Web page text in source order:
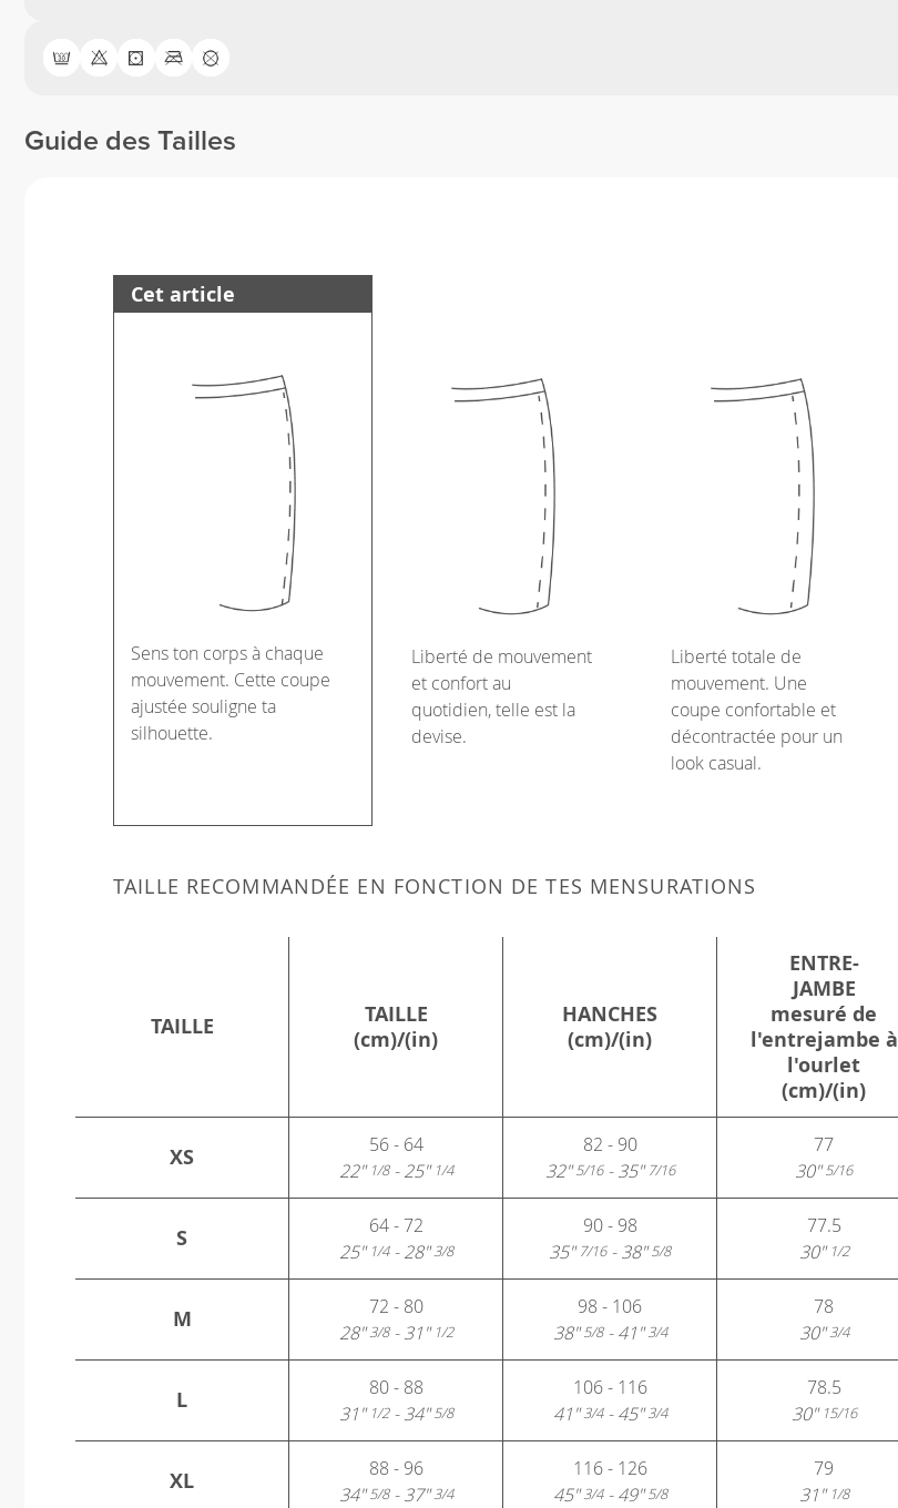
Guide des Tailles
Cet article
Sens ton corps à chaque
mouvement. Cette coupe
ajustée souligne ta
silhouette.
Liberté de mouvement
et confort au
quotidien, telle est la
devise.
Liberté totale de
mouvement. Une
coupe confortable et
décontractée pour un
look casual.
TAILLE RECOMMANDÉE EN FONCTION DE TES MENSURATIONS
TAILLE
TAILLE
(cm)/(in)
HANCHES
(cm)/(in)
ENTRE-
JAMBE
mesuré de
l'entrejambe à
l'ourlet
(cm)/(in)
XS
56 - 64
22"1/8- 25"1/4
82 - 90
32"5/16- 35"7/16
77
30"5/16
S
64 - 72
25"1/4- 28"3/8
90 - 98
35"7/16- 38"5/8
77.5
30"1/2
M
72 - 80
28"3/8- 31"1/2
98 - 106
38"5/8- 41"3/4
78
30"3/4
L
80 - 88
31"1/2- 34"5/8
106 - 116
41"3/4- 45"3/4
78.5
30"15/16
XL
88 - 96
34"5/8- 37"3/4
116 - 126
45"3/4- 49"5/8
79
31"1/8